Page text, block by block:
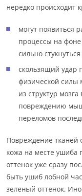
нередко происходит
могут появиться
процессы на фоне
сильно
скользящий удар
физической силы
из структур
повреждению
переломов
Повреждение тканей
кожа на месте ушиба
оттенок уже сразу
быть ушиб лобной
зеленый оттенок.